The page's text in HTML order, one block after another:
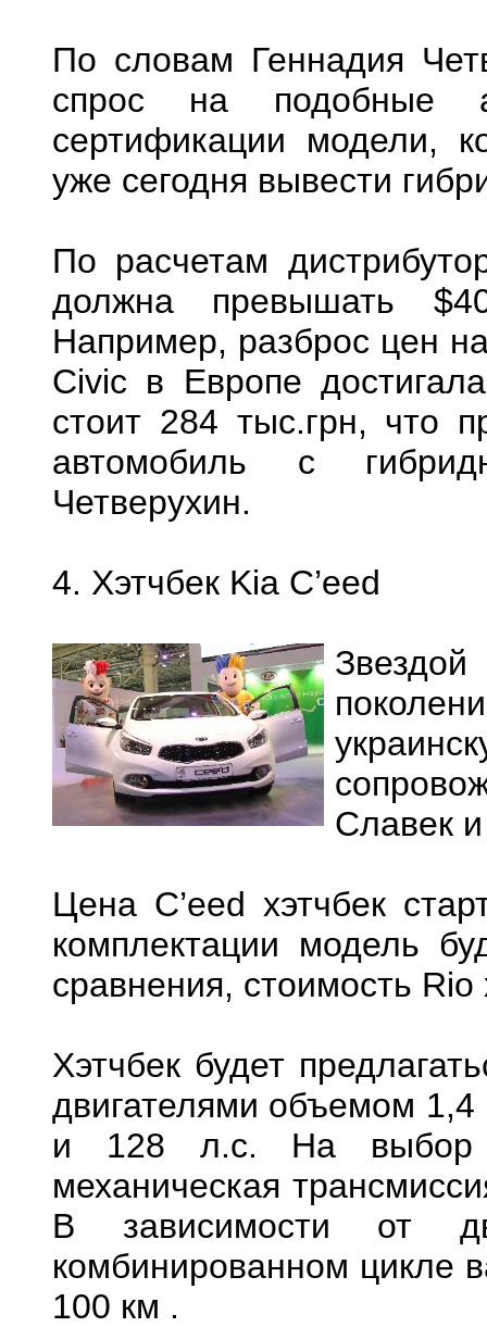
По словам Геннадия
спрос на подобные
сертификации модели,
уже сегодня вывести
По расчетам
должна превышать
Например, разброс цен
Civic в Европе
стоит 284 тыс.грн, что
автомобиль с
Четверухин.
4. Хэтчбек Kia C’eed
Славек
Цена C’eed хэтчбек
комплектации модель
сравнения, стоимость Rio
Хэтчбек будет
двигателями объемом
и 128 л.с. На выбор
механическая
В зависимости от
комбинированном цикле
100 км .